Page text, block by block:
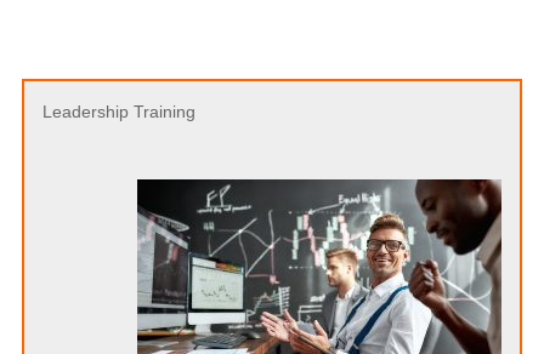
Leadership Training